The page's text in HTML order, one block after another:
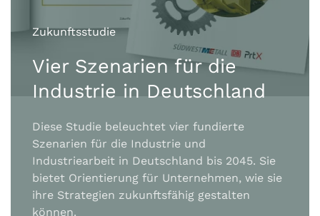
Zukunftsstudie
Vier Szenarien für die
Industrie in Deutschland
Diese Studie beleuchtet vier fundierte
Szenarien für die Industrie und
Industriearbeit in Deutschland bis 2045. Sie
bietet Orientierung für Unternehmen, wie sie
ihre Strategien zukunftsfähig gestalten
können.